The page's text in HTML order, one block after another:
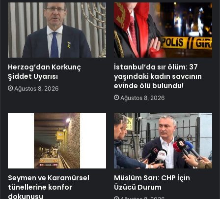
Herzog’dan Korkunç
Şiddet Uyarısı
Ağustos 8, 2026
İstanbul’da sır ölüm: 37
yaşındaki kadın savcının
evinde ölü bulundu!
Ağustos 8, 2026
Seymen ve Karamürsel
tünellerine konfor
dokunuşu
Müslüm Sarı: CHP İçin
Üzücü Durum